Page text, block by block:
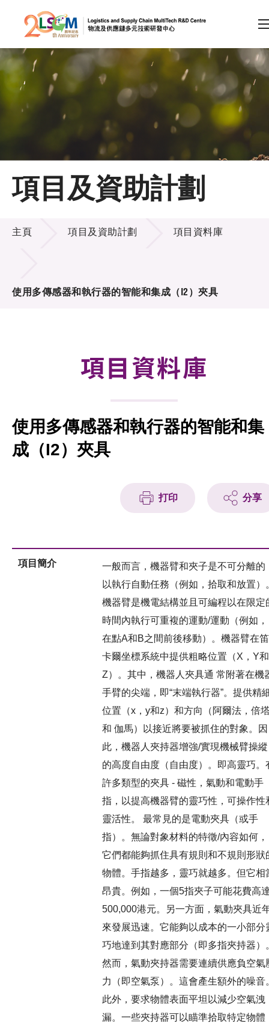
跳到內容（按回車鍵）
會員登入
A A EN 繁 简
主頁
關於LSCM
技術商品化
合作計劃
徵求研發項目計劃書
項目夥伴
項目及資助計劃
項目及資助計劃
主頁 項目及資助計劃 項目資料庫
使用多傳感器和執行器的智能和集成（I2）夾具
項目資料庫
使用多傳感器和執行器的智能和集
成（I2）夾具
打印 分享
項目簡介
一般而言，機器臂和夾子是不可分離的
以執行自動任務（例如，拾取和放置）
機器臂是機電結構並且可編程以在限定
時間內執行可重複的運動/運動（例如，
在點A和B之間前後移動）。機器臂在笛
卡爾坐標系統中提供粗略位置（X，Y和
Z）。其中，機器人夾具通 常附著在機
手臂的尖端，即“末端執行器”。提供精
位置（x，y和z）和方向（阿爾法，倍
和 伽馬）以接近將要被抓住的對象。因
此，機器人夾持器增強/實現機械臂操縱
的高度自由度（自由度）。即高靈巧。
許多類型的夾具 - 磁性，氣動和電動手
指，以提高機器臂的靈巧性，可操作性
靈活性。 最常見的是電動夾具（或手
指）。無論對象材料的特徵/內容如何，
它們都能夠抓住具有規則和不規則形狀
物體。手指越多，靈巧就越多。但它相
昂貴。例如，一個5指夾子可能花費高
500,000港元。另一方面，氣動夾具近
來發展迅速。它能夠以成本的一小部分
巧地達到其對應部分（即多指夾持器）
然而，氣動夾持器需要連續供應負空氣
力（即空氣泵）。這會產生額外的噪音
此外，要求物體表面平坦以減少空氣洩
漏。一些夾持器可以瞄準拾取特定物體